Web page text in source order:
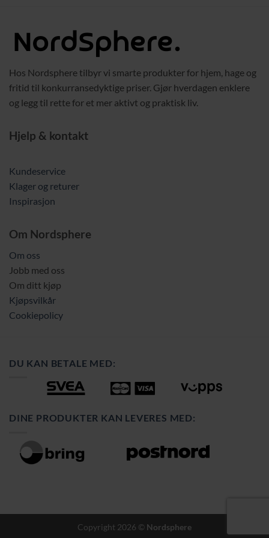
Hos Nordsphere tilbyr vi smarte produkter for hjem, hage og
fritid til konkurransedyktige priser. Gjør hverdagen enklere
og legg til rette for et mer aktivt og praktisk liv.
Hjelp & kontakt
Kundeservice
Klager og returer
Inspirasjon
Om Nordsphere
Om oss
Jobb med oss
Om ditt kjøp
Kjøpsvilkår
Cookiepolicy
DU KAN BETALE MED:
DINE PRODUKTER KAN LEVERES MED:
Copyright 2026 © Nordsphere